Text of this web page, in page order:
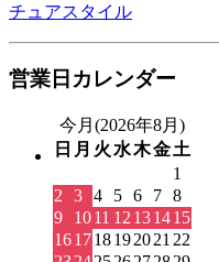
チュアスタイル
営業日カレンダー
今月(2026年8月)
日 月 火 水木金土
1
2
3 4 5 6 7 8
9
1011 12 131415
161718192021 22